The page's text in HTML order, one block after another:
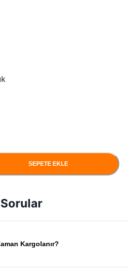
SEPETE EKLE
Kargolanır?